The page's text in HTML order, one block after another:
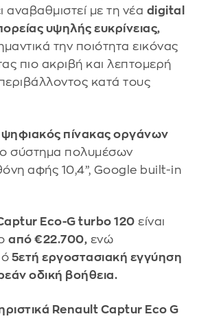
αναβαθμιστεί με τη νέα digital
υψηλής ευκρίνειας,
την ποιότητα εικόνας
πιο ακριβή και λεπτομερή
κατά τους
ψηφιακός πίνακας οργάνων
σύστημα πολυμέσων
αφής 10,4’’, Google built-in
Eco-G turbo 120 είναι
από €22.700, ενώ
5ετή εργοστασιακή εγγύηση
οδική βοήθεια.
Renault Captur Eco G